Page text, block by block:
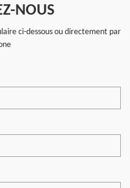
NOUS
ci-dessous ou directement par